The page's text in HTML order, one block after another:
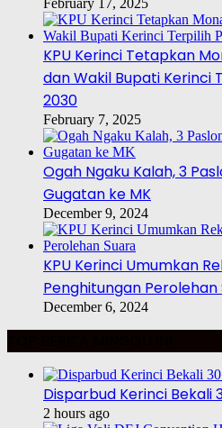
February 17, 2025
KPU Kerinci Tetapkan
dan Wakil Bupati Kerinci
2030
February 7, 2025
Ogah Ngaku Kalah, 3
Gugatan ke MK
December 9, 2024
KPU Kerinci Umumkan
Penghitungan Perolehan
December 6, 2024
Disparbud Kerinci Bekali
2 hours ago